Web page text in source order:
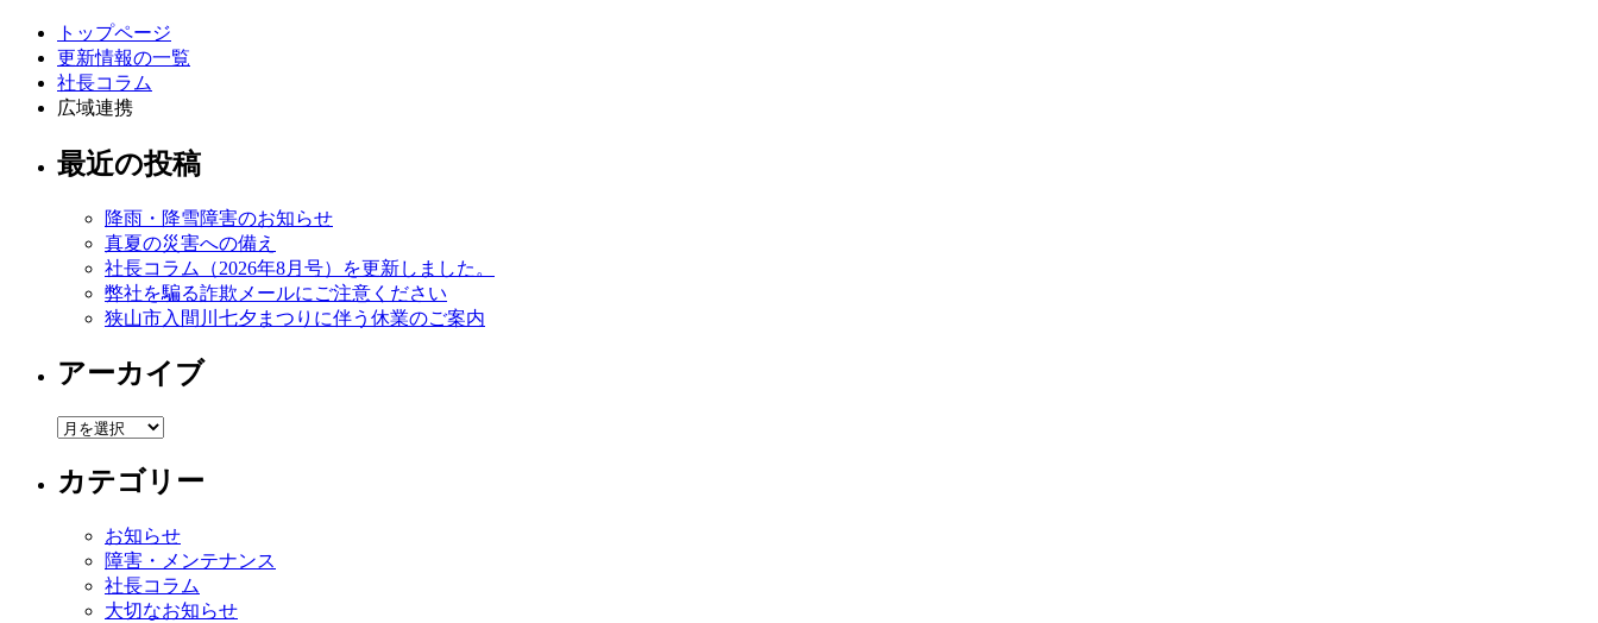
トップページ
更新情報の一覧
社長コラム
広域連携
最近の投稿
降雨・降雪障害のお知らせ
真夏の災害への備え
社長コラム（2026年8月号）を更新しました。
弊社を騙る詐欺メールにご注意ください
狭山市入間川七夕まつりに伴う休業のご案内
アーカイブ
ア
カ
イ
カテゴリー
お知らせ
障害・メンテナンス
社長コラム
大切なお知らせ